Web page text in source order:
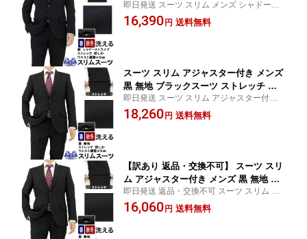
冬 春 ノータックパンツ アジャスター付
き 洗える 家庭洗濯 ウォッシャブル機能
即日発送 スーツ スリム メンズ シャドース
トライプ ストレッチ お盆 秋冬先取り 背広
suit パンツ スラックス ズボン 洗える 防シ
16,390 円 送料無料
スーツ スリム アジャスター付き メンズ
黒 無地 ブラックスーツ ストレッチ 防
シワ 即日出荷 秋冬 春 ノータックパン
ツ 洗える 家庭洗濯 ウォッシャブル 成
即日発送 スーツ スリム アジャスター付き
メンズ 無地 お盆 秋冬先取り 背広 suit パン
ツ ズボン【SIZE】 Y3 Y4 Y5 Y6 Y7 A4 A5
18,260 円 送料無料
【訳あり 返品・交換不可】 スーツ スリ
ム アジャスター付き メンズ 黒 無地 ブ
ラックスーツ ストレッチ 防シワ 即日出
荷 秋冬 春 ノータックパンツ 洗える 家
即日発送 返品・交換不可 スーツ スリム ア
ジャスター付き メンズ お盆 秋冬先取り 背
広 suit パンツ スラックス ズボン ストレッ
16,060 円 送料無料